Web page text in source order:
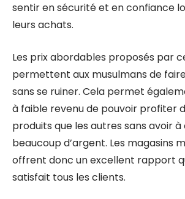
sentir en sécurité et en confiance
leurs achats.
Les prix abordables proposés par
permettent aux musulmans de
sans se ruiner. Cela permet
à faible revenu de pouvoir profiter
produits que les autres sans avoir
beaucoup d’argent. Les magasins
offrent donc un excellent rapport
satisfait tous les clients.